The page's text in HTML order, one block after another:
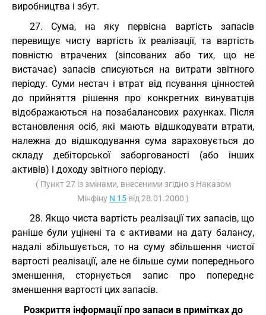
виробництва і збут.
27. Сума, на яку первісна вартість запасів
перевищує чисту вартість їх реалізації, та вартість
повністю втрачених (зіпсованих або тих, що не
вистачає) запасів списуються на витрати звітного
періоду. Суми нестач і втрат від псування цінностей
до прийняття рішення про конкретних винуватців
відображаються на позабалансових рахунках. Після
встановлення осіб, які мають відшкодувати втрати,
належна до відшкодування сума зараховується до
складу дебіторської заборгованості (або інших
активів) і доходу звітного періоду.
( Пункт 27 із змінами, внесеними згідно з Наказом
Мінфіну N 15 від 28.01.2000 )
28. Якщо чиста вартість реалізації тих запасів, що
раніше були уцінені та є активами на дату балансу,
надалі збільшується, то на суму збільшення чистої
вартості реалізації, але не більше суми попереднього
зменшення, сторнується запис про попереднє
зменшення вартості цих запасів.
Розкриття інформації про запаси в примітках до